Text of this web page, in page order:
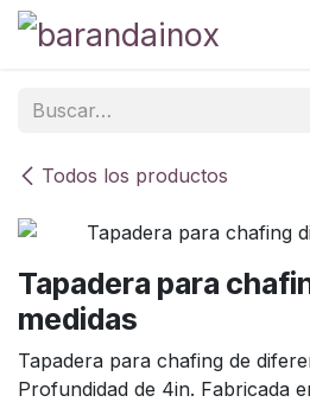
Ir al contenido
Todos los productos
Tapadera para
medidas
Tapadera para chafing de
Profundidad de 4in. Fabricada